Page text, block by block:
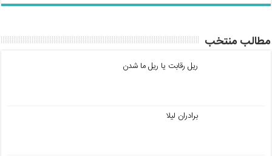
مطالب منتخب
ریل رقابت یا ریل ما شدن
برادران لیلا